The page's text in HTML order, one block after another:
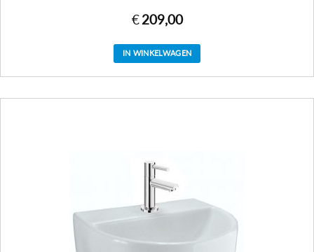
€ 209,00
IN WINKELWAGEN